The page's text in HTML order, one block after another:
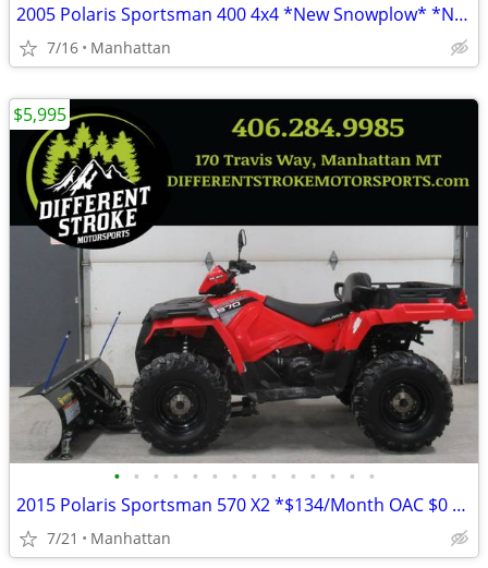
2005 Polaris Sportsman 400 4x4 *New Snowplow* *New Tires*
7/16 Manhattan
• • • • • • • • • • • • • •
2015 Polaris Sportsman 570 X2 *$134/Month OAC $0 Down* *Dump Box*
7/21 Manhattan
$5,995